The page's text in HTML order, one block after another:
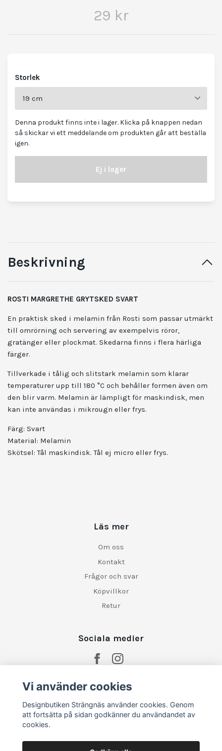
29 kr
Storlek
Denna produkt finns inte i lager. Klicka på knappen nedan
så skickar vi ett meddelande om produkten går att beställa
igen.
Ej i lager
Beskrivning
ROSTI MARGRETHE GRYTSKED SVART
En praktisk sked i melamin från Rosti som passar utmärkt
till omrörning och servering av exempelvis röror,
gratänger eller plockmat. Skedarna finns i flera härliga
färger.
Tillverkade i tålig och slitstark melamin som klarar
temperaturer upp till 180 °C och behåller formen även om
den blir varm. Melamin är lämpligt för maskindisk, men
kan inte användas i mikrougn eller frys.
Färg: Svart
Material: Melamin
Skötsel: Tål maskindisk. Tål ej micro eller frys.
Läs mer
Om oss
Kontakt
Frågor och svar
Köpvillkor
Retur
Sociala medier
Vi använder cookies
Designbutiken Strängnäs använder cookies. Genom
att fortsätta på sidan godkänner du användandet av
cookies.